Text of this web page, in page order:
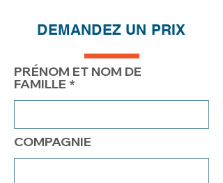
PRIX 400.00$ 350.00$ 319.00$
DEMANDEZ UN PRIX
PRÉNOM ET NOM DE
FAMILLE
COMPAGNIE